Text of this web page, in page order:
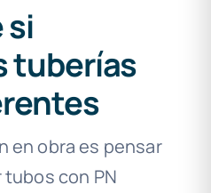
si
tuberías
en obra es pensar
con PN